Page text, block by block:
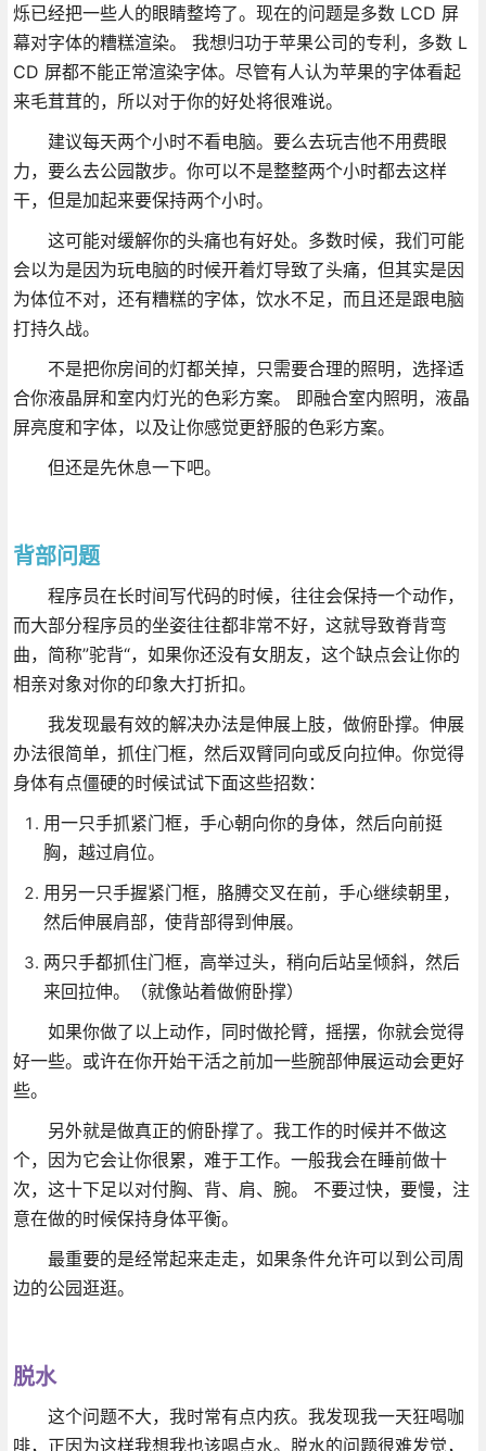
烁已经把一些人的眼睛整垮了。现在的问题是多数 LCD 屏
幕对字体的糟糕渲染。 我想归功于苹果公司的专利，多数 L
CD 屏都不能正常渲染字体。尽管有人认为苹果的字体看起
来毛茸茸的，所以对于你的好处将很难说。
建议每天两个小时不看电脑。要么去玩吉他不用费眼
力，要么去公园散步。你可以不是整整两个小时都去这样
干，但是加起来要保持两个小时。
这可能对缓解你的头痛也有好处。多数时候，我们可能
会以为是因为玩电脑的时候开着灯导致了头痛，但其实是因
为体位不对，还有糟糕的字体，饮水不足，而且还是跟电脑
打持久战。
不是把你房间的灯都关掉，只需要合理的照明，选择适
合你液晶屏和室内灯光的色彩方案。 即融合室内照明，液晶
屏亮度和字体，以及让你感觉更舒服的色彩方案。
但还是先休息一下吧。
背部问题
程序员在长时间写代码的时候，往往会保持一个动作，
而大部分程序员的坐姿往往都非常不好，这就导致脊背弯
曲，简称”驼背“，如果你还没有女朋友，这个缺点会让你的
相亲对象对你的印象大打折扣。
我发现最有效的解决办法是伸展上肢，做俯卧撑。伸展
办法很简单，抓住门框，然后双臂同向或反向拉伸。你觉得
身体有点僵硬的时候试试下面这些招数：
用一只手抓紧门框，手心朝向你的身体，然后向前挺
胸，越过肩位。
用另一只手握紧门框，胳膊交叉在前，手心继续朝里，
然后伸展肩部，使背部得到伸展。
两只手都抓住门框，高举过头，稍向后站呈倾斜，然后
来回拉伸。（就像站着做俯卧撑）
如果你做了以上动作，同时做抡臂，摇摆，你就会觉得
好一些。或许在你开始干活之前加一些腕部伸展运动会更好
些。
另外就是做真正的俯卧撑了。我工作的时候并不做这
个，因为它会让你很累，难于工作。一般我会在睡前做十
次，这十下足以对付胸、背、肩、腕。 不要过快，要慢，注
意在做的时候保持身体平衡。
最重要的是经常起来走走，如果条件允许可以到公司周
边的公园逛逛。
脱水
这个问题不大，我时常有点内疚。我发现我一天狂喝咖
啡，正因为这样我想我也该喝点水。脱水的问题很难发觉，